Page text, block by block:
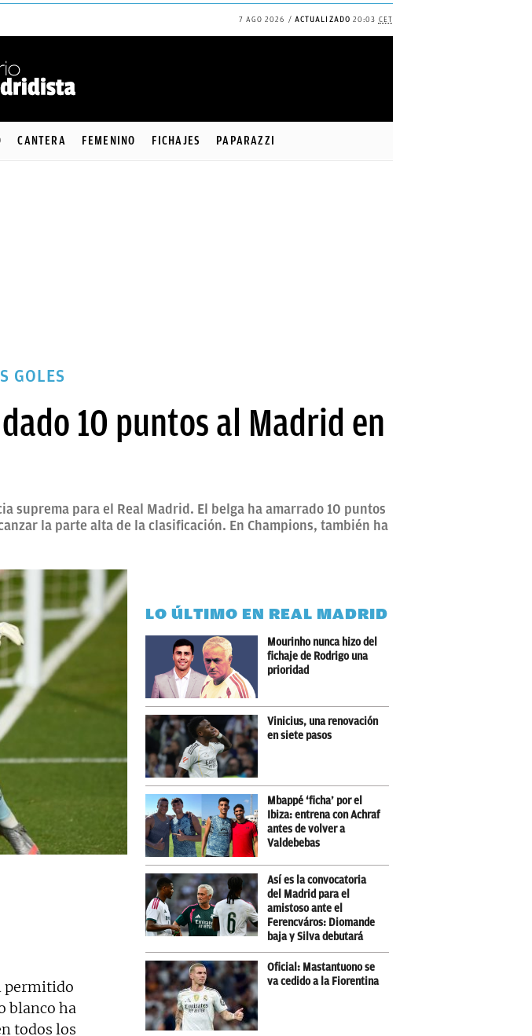
7 AGO 2026 ACTUALIZADO 20:03 CET
CANTERA FEMENINO FICHAJES PAPARAZZI
GOLES
10 puntos al Madrid en
suprema para el Real Madrid. El belga ha amarrado 10 puntos
la parte alta de la clasificación. En Champions, también ha
permitido
blanco ha
todos los
LO ÚLTIMO EN REAL MADRID
Mourinho nunca hizo del
fichaje de Rodrigo una
prioridad
Vinicius, una renovación
en siete pasos
Mbappé ‘ficha’ por el
Ibiza: entrena con Achraf
antes de volver a
Valdebebas
Así es la convocatoria
del Madrid para el
amistoso ante el
Ferencváros: Diomande
baja y Silva debutará
Oficial: Mastantuono se
va cedido a la Fiorentina